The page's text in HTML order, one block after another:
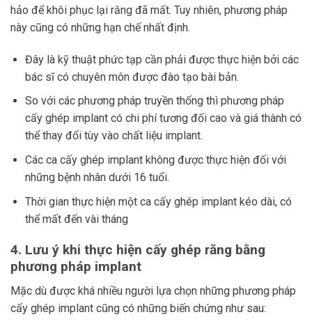
hảo để khôi phục lại răng đã mất. Tuy nhiên, phương pháp
này cũng có những hạn chế nhất định.
Đây là kỹ thuật phức tạp cần phải được thực hiện bởi các
bác sĩ có chuyên môn được đào tạo bài bản.
So với các phương pháp truyền thống thì phương pháp
cấy ghép implant có chi phí tương đối cao và giá thành có
thể thay đổi tùy vào chất liệu implant.
Các ca cấy ghép implant không được thực hiện đối với
những bệnh nhân dưới 16 tuổi.
Thời gian thực hiện một ca cấy ghép implant kéo dài, có
thể mất đến vài tháng
4. Lưu ý khi thực hiện cấy ghép răng bằng
phương pháp implant
Mặc dù được khá nhiều người lựa chọn những phương pháp
cấy ghép implant cũng có những biến chứng như sau: